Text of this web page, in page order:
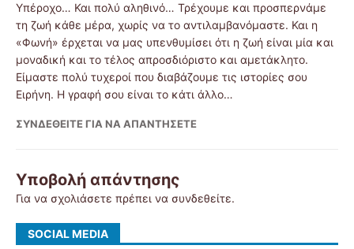
Υπέροχο… Και πολύ αληθινό… Τρέχουμε και προσπερνάμε
τη ζωή κάθε μέρα, χωρίς να το αντιλαμβανόμαστε. Και η
«Φωνή» έρχεται να μας υπενθυμίσει ότι η ζωή είναι μία και
μοναδική και το τέλος απροσδιόριστο και αμετάκλητο.
Είμαστε πολύ τυχεροί που διαβάζουμε τις ιστορίες σου
Ειρήνη. Η γραφή σου είναι το κάτι άλλο…
ΣΥΝΔΕΘΕΊΤΕ ΓΙΑ ΝΑ ΑΠΑΝΤΉΣΕΤΕ
Υποβολή απάντησης
Για να σχολιάσετε πρέπει να συνδεθείτε.
SOCIAL MEDIA